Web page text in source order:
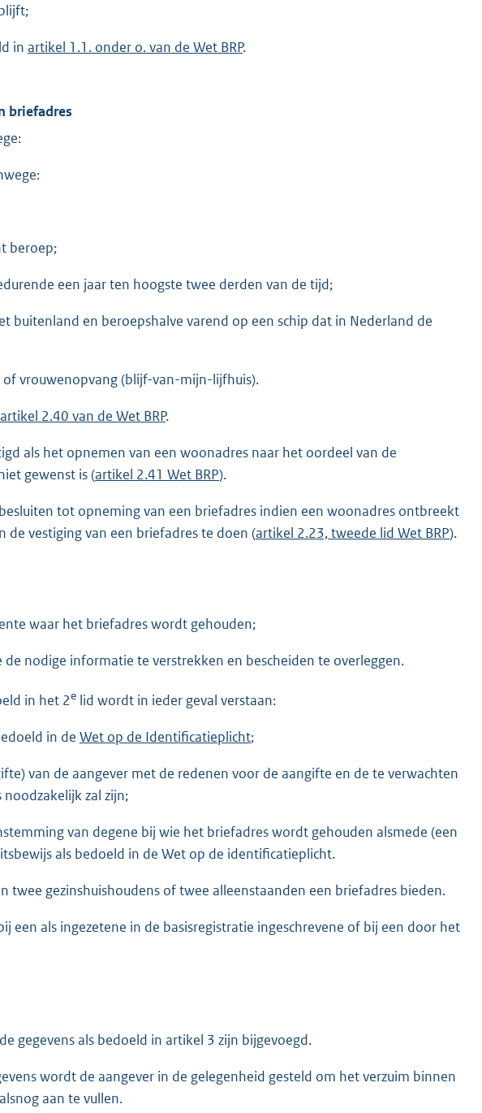
in artikel 1.1. onder o. van de Wet BRP.
briefadres
beroep;
een jaar ten hoogste twee derden van de tijd;
buitenland en beroepshalve varend op een schip dat in Nederland de
vrouwenopvang (blijf-van-mijn-lijfhuis).
artikel 2.40 van de Wet BRP.
als het opnemen van een woonadres naar het oordeel van de
gewenst is (artikel 2.41 Wet BRP).
tot opneming van een briefadres indien een woonadres ontbreekt
de vestiging van een briefadres te doen (artikel 2.23, tweede lid Wet BRP).
waar het briefadres wordt gehouden;
nodige informatie te verstrekken en bescheiden te overleggen.
in het 2e lid wordt in ieder geval verstaan:
in de Wet op de Identificatieplicht;
van de aangever met de redenen voor de aangifte en de te verwachten
zal zijn;
van degene bij wie het briefadres wordt gehouden alsmede (een
als bedoeld in de Wet op de identificatieplicht.
twee gezinshuishoudens of twee alleenstaanden een briefadres bieden.
een als ingezetene in de basisregistratie ingeschrevene of bij een door het
gegevens als bedoeld in artikel 3 zijn bijgevoegd.
wordt de aangever in de gelegenheid gesteld om het verzuim binnen
aan te vullen.